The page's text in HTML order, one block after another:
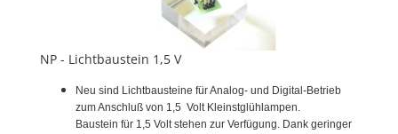
NP - Lichtbaustein 1,5 V
Neu sind Lichtbausteine für Analog- und Digital-Betrieb
zum Anschluß von 1,5 Volt Kleinstglühlampen.
Baustein für 1,5 Volt stehen zur Verfügung. Dank geringer